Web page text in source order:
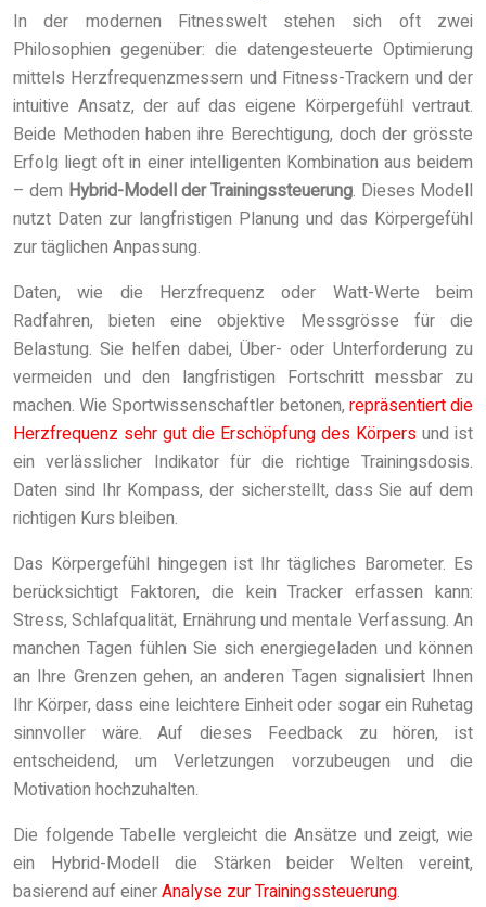
In der modernen Fitnesswelt stehen sich oft zwei
Philosophien gegenüber: die datengesteuerte Optimierung
mittels Herzfrequenzmessern und Fitness-Trackern und der
intuitive Ansatz, der auf das eigene Körpergefühl vertraut.
Beide Methoden haben ihre Berechtigung, doch der grösste
Erfolg liegt oft in einer intelligenten Kombination aus beidem
– dem Hybrid-Modell der Trainingssteuerung. Dieses Modell
nutzt Daten zur langfristigen Planung und das Körpergefühl
zur täglichen Anpassung.
Daten, wie die Herzfrequenz oder Watt-Werte beim
Radfahren, bieten eine objektive Messgrösse für die
Belastung. Sie helfen dabei, Über- oder Unterforderung zu
vermeiden und den langfristigen Fortschritt messbar zu
machen. Wie Sportwissenschaftler betonen, repräsentiert die
Herzfrequenz sehr gut die Erschöpfung des Körpers und ist
ein verlässlicher Indikator für die richtige Trainingsdosis.
Daten sind Ihr Kompass, der sicherstellt, dass Sie auf dem
richtigen Kurs bleiben.
Das Körpergefühl hingegen ist Ihr tägliches Barometer. Es
berücksichtigt Faktoren, die kein Tracker erfassen kann:
Stress, Schlafqualität, Ernährung und mentale Verfassung. An
manchen Tagen fühlen Sie sich energiegeladen und können
an Ihre Grenzen gehen, an anderen Tagen signalisiert Ihnen
Ihr Körper, dass eine leichtere Einheit oder sogar ein Ruhetag
sinnvoller wäre. Auf dieses Feedback zu hören, ist
entscheidend, um Verletzungen vorzubeugen und die
Motivation hochzuhalten.
Die folgende Tabelle vergleicht die Ansätze und zeigt, wie
ein Hybrid-Modell die Stärken beider Welten vereint,
basierend auf einerAnalyse zur Trainingssteuerung.